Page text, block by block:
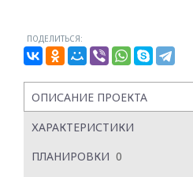
ПОДЕЛИТЬСЯ:
ОПИСАНИЕ ПРОЕКТА
ХАРАКТЕРИСТИКИ
ПЛАНИРОВКИ 0